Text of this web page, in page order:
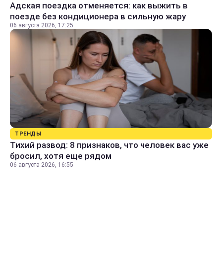
Адская поездка отменяется: как выжить в
поезде без кондиционера в сильную жару
06 августа 2026, 17:25
ТРЕНДЫ
Тихий развод: 8 признаков, что человек вас уже
бросил, хотя еще рядом
06 августа 2026, 16:55